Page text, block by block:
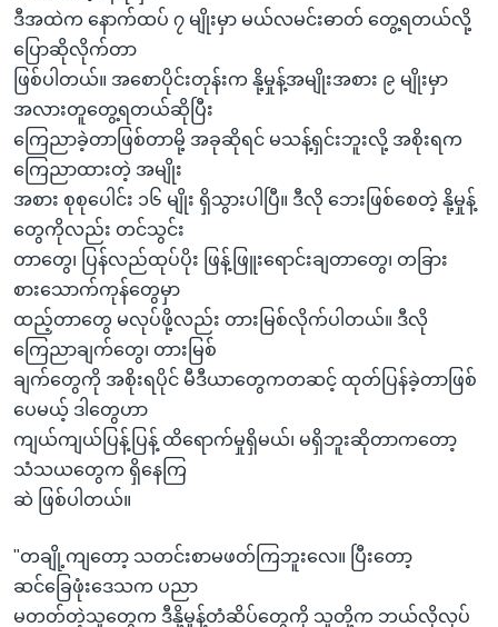
ဒီအထဲက နောက်ထပ် ၇ မျိုးမှာ မယ်လမင်းဓာတ် တွေ့ရတယ်လို့
ပြောဆိုလိုက်တာ
ဖြစ်ပါတယ်။ အစောပိုင်းတုန်းက နို့မှုန့်အမျိုးအစား ၉ မျိုးမှာ
အလားတူတွေ့ရတယ်ဆိုပြီး
ကြေညာခဲ့တာဖြစ်တာမို့ အခုဆိုရင် မသန့်ရှင်းဘူးလို့ အစိုးရက
ကြေညာထားတဲ့ အမျိုး
အစား စုစုပေါင်း ၁၆ မျိုး ရှိသွားပါပြီ။ ဒီလို ဘေးဖြစ်စေတဲ့ နို့မှုန့်
တွေကိုလည်း တင်သွင်း
တာတွေ၊ ပြန်လည်ထုပ်ပိုး ဖြန့်ဖြူးရောင်းချတာတွေ၊ တခြား
စားသောက်ကုန်တွေမှာ
ထည့်တာတွေ မလုပ်ဖို့လည်း တားမြစ်လိုက်ပါတယ်။ ဒီလို
ကြေညာချက်တွေ၊ တားမြစ်
ချက်တွေကို အစိုးရပိုင် မီဒီယာတွေကတဆင့် ထုတ်ပြန်ခဲ့တာဖြစ်
ပေမယ့် ဒါတွေဟာ
ကျယ်ကျယ်ပြန့်ပြန့် ထိရောက်မှုရှိမယ်၊ မရှိဘူးဆိုတာကတော့
သံသယတွေက ရှိနေကြ
ဆဲ ဖြစ်ပါတယ်။
"တချို့ကျတော့ သတင်းစာမဖတ်ကြဘူးလေ။ ပြီးတော့
ဆင်ခြေဖုံးဒေသက ပညာ
မတတ်တဲ့သူတွေက ဒီနို့မှုန့်တံဆိပ်တွေကို သူတို့က ဘယ်လိုလုပ်